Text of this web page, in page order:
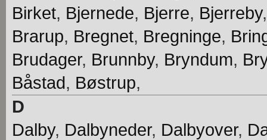
Birket, Bjernede, Bjerre, Bjerreby
Brarup, Bregnet, Bregninge,
Brudager, Brunnby, Bryndum,
Båstad, Bøstrup,
D
Dalby, Dalbyneder, Dalbyover,